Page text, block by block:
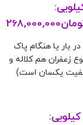
268,000,000
بار یا هنگام پاک
زعفران هم کلاله و
یکسان است)
کیلویی: